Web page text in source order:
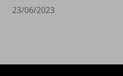
23/06/2023